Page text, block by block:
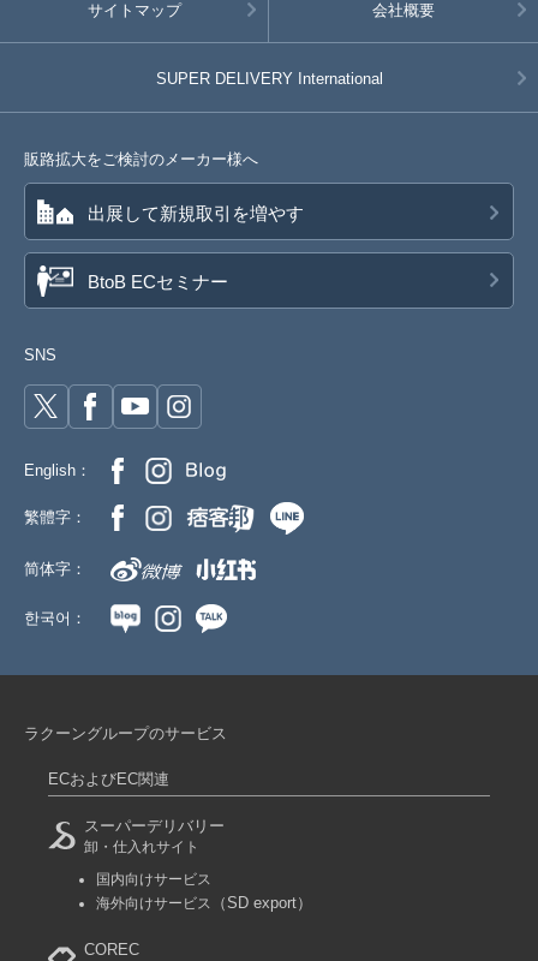
サイトマップ 会社概要
SUPER DELIVERY International
販路拡大をご検討のメーカー様へ
出展して新規取引を増やす
BtoB ECセミナー
SNS
English：
繁體字：
简体字：
한국어：
ラクーングループのサービス
ECおよびEC関連
スーパーデリバリー
卸・仕入れサイト
国内向けサービス
海外向けサービス
（SD export）
COREC